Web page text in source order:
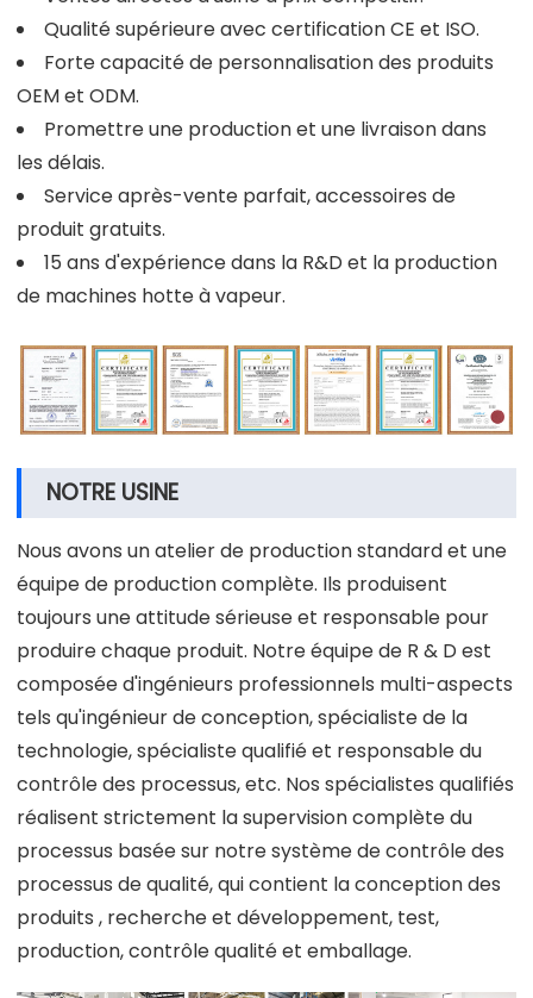
Qualité supérieure avec certification CE et ISO.
Forte capacité de personnalisation des produits
OEM et ODM.
Promettre une production et une livraison dans
les délais.
Service après-vente parfait, accessoires de
produit gratuits.
15 ans d'expérience dans la R&D et la production
de machines hotte à vapeur.
NOTRE USINE
Nous avons un atelier de production standard et une
équipe de production complète. Ils produisent
toujours une attitude sérieuse et responsable pour
produire chaque produit. Notre équipe de R & D est
composée d'ingénieurs professionnels multi-aspects
tels qu'ingénieur de conception, spécialiste de la
technologie, spécialiste qualifié et responsable du
contrôle des processus, etc. Nos spécialistes qualifiés
réalisent strictement la supervision complète du
processus basée sur notre système de contrôle des
processus de qualité, qui contient la conception des
produits , recherche et développement, test,
production, contrôle qualité et emballage.